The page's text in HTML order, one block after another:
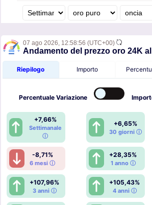
07 ago 2026, 12:58:56 (UTC+00)
Andamento del prezzo oro 24K
Riepilogo Importo
Percentuale Variazione
+7,66%
Settimanale
ⓘ
+6,65%
30 giorni ⓘ
-8,71%
6 mesi ⓘ
+28,35%
1 anno ⓘ
+107,96%
3 anni ⓘ
+105,43%
4 anni ⓘ